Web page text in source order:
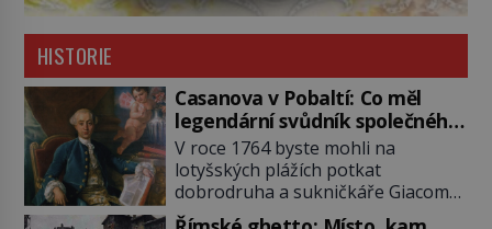
HISTORIE
Casanova v Pobaltí: Co měl
legendární svůdník společného
se svobodnými zednáři?
V roce 1764 byste mohli na
lotyšských plážích potkat
dobrodruha a sukničkáře Giacoma
Casanovu. Jeho cesta k Baltskému